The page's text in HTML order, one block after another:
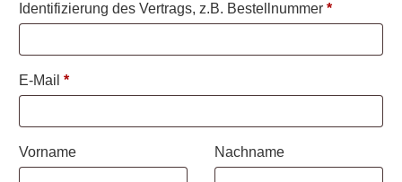
Identifizierung des Vertrags, z.B. Bestellnummer *
E-Mail *
E-
Vorname Nachname